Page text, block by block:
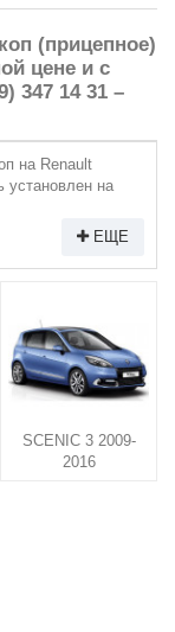
(прицепное)
цене и с
347 14 31 –
на Renault
установлен на
ЕЩЕ
SCENIC 3 2009-
2016